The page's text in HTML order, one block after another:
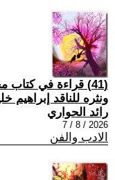
(41) قراءة في
ونثره للناقد إبراهيم
رائد الحواري
2026 / 8 / 7
الادب والفن